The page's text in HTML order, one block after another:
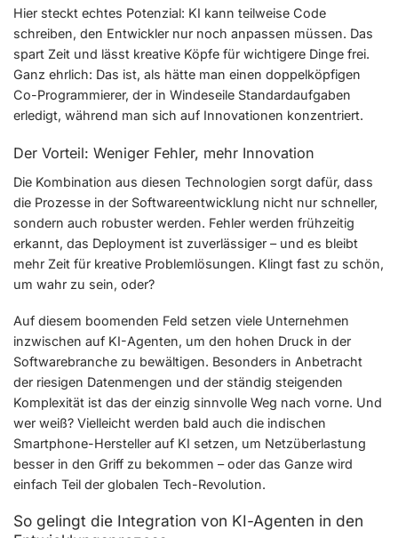
Hier steckt echtes Potenzial: KI kann teilweise Code
schreiben, den Entwickler nur noch anpassen müssen. Das
spart Zeit und lässt kreative Köpfe für wichtigere Dinge frei.
Ganz ehrlich: Das ist, als hätte man einen doppelköpfigen
Co-Programmierer, der in Windeseile Standardaufgaben
erledigt, während man sich auf Innovationen konzentriert.
Der Vorteil: Weniger Fehler, mehr Innovation
Die Kombination aus diesen Technologien sorgt dafür, dass
die Prozesse in der Softwareentwicklung nicht nur schneller,
sondern auch robuster werden. Fehler werden frühzeitig
erkannt, das Deployment ist zuverlässiger – und es bleibt
mehr Zeit für kreative Problemlösungen. Klingt fast zu schön,
um wahr zu sein, oder?
Auf diesem boomenden Feld setzen viele Unternehmen
inzwischen auf KI-Agenten, um den hohen Druck in der
Softwarebranche zu bewältigen. Besonders in Anbetracht
der riesigen Datenmengen und der ständig steigenden
Komplexität ist das der einzig sinnvolle Weg nach vorne. Und
wer weiß? Vielleicht werden bald auch die indischen
Smartphone-Hersteller auf KI setzen, um Netzüberlastung
besser in den Griff zu bekommen – oder das Ganze wird
einfach Teil der globalen Tech-Revolution.
So gelingt die Integration von KI-Agenten in den